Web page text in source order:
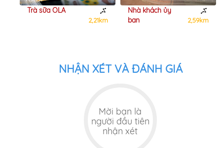
Trà sữa OLA
2,21km
Nhà khách ủy
ban
2,59km
NHẬN XÉT VÀ ĐÁNH GIÁ
Mời bạn là
người đầu tiên
nhận xét